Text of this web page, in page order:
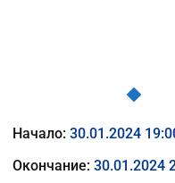
Начало: 30.01.2024
Окончание: 30.01.2024